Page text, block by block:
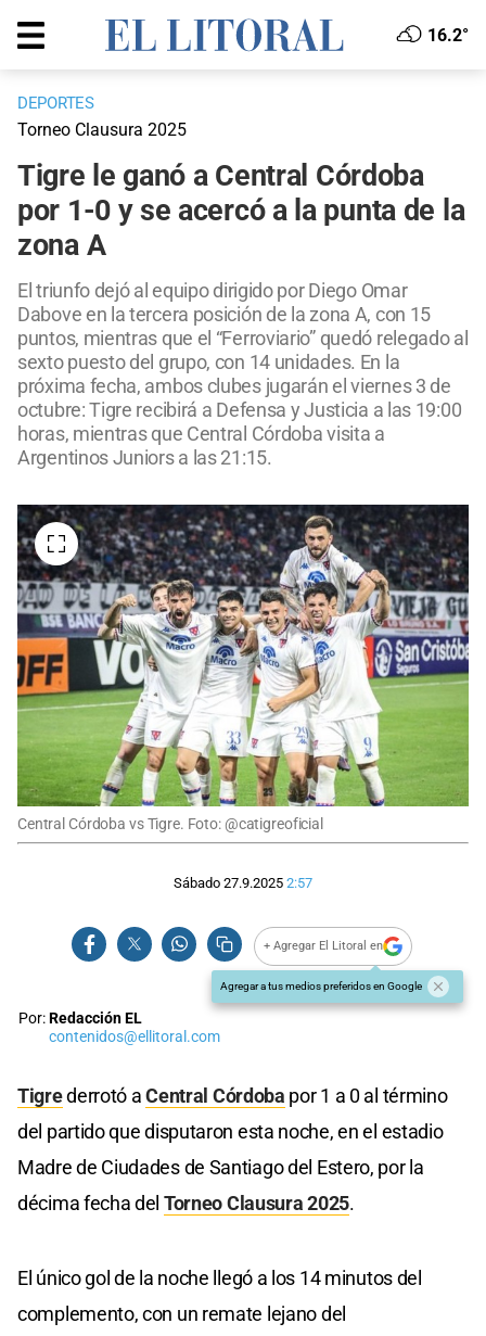
16.2°
DEPORTES
Torneo Clausura 2025
Tigre le ganó a Central Córdoba
por 1-0 y se acercó a la punta de la
zona A
El triunfo dejó al equipo dirigido por Diego Omar
Dabove en la tercera posición de la zona A, con 15
puntos, mientras que el “Ferroviario” quedó relegado al
sexto puesto del grupo, con 14 unidades. En la
próxima fecha, ambos clubes jugarán el viernes 3 de
octubre: Tigre recibirá a Defensa y Justicia a las 19:00
horas, mientras que Central Córdoba visita a
Argentinos Juniors a las 21:15.
Central Córdoba vs Tigre. Foto: @catigreoficial
Sábado 27.9.2025 2:57
+ Agregar El Litoral en
Agregar a tus medios preferidos en Google
Por:Redacción EL
contenidos@ellitoral.com
Tigrederrotó aCentral Córdoba por 1 a 0 al término
del partido que disputaron esta noche, en el estadio
Madre de Ciudades de Santiago del Estero, por la
décima fecha del Torneo Clausura 2025.
El único gol de la noche llegó a los 14 minutos del
complemento, con un remate lejano del